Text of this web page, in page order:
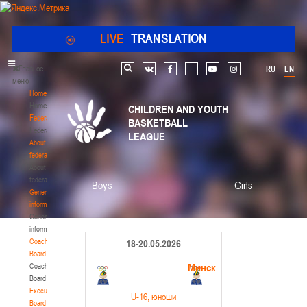
LIVE TRANSLATION
Главное
меню
Home
Home
Federation
Federation
About
federation
About
federation
General
information
General
information
Coaching
Board
Coaching
Board
Executive
Board
RU EN
Search vk facebook youtube instagram
CHILDREN AND YOUTH
BASKETBALL
LEAGUE
Boys Girls
18-20.05.2026
Минск
U-16 , юноши